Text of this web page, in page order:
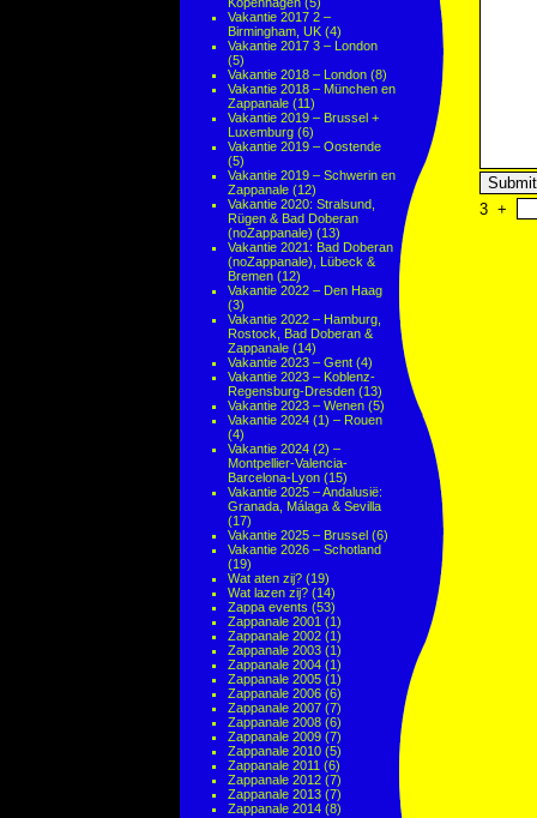
Vakantie 2017 2 –
Birmingham, UK (4)
Vakantie 2017 3 – London
(5)
Vakantie 2018 – London (8)
Vakantie 2018 – München en
Zappanale (11)
Vakantie 2019 – Brussel +
Luxemburg (6)
Vakantie 2019 – Oostende
(5)
Vakantie 2019 – Schwerin en
Zappanale (12)
Vakantie 2020: Stralsund,
Rügen & Bad Doberan
(noZappanale) (13)
Vakantie 2021: Bad Doberan
(noZappanale), Lübeck &
Bremen (12)
Vakantie 2022 – Den Haag
(3)
Vakantie 2022 – Hamburg,
Rostock, Bad Doberan &
Zappanale (14)
Vakantie 2023 – Gent (4)
Vakantie 2023 – Koblenz-
Regensburg-Dresden (13)
Vakantie 2023 – Wenen (5)
Vakantie 2024 (1) – Rouen
(4)
Vakantie 2024 (2) –
Montpellier-Valencia-
Barcelona-Lyon (15)
Vakantie 2025 – Andalusië:
Granada, Málaga & Sevilla
(17)
Vakantie 2025 – Brussel (6)
Vakantie 2026 – Schotland
(19)
Wat aten zij? (19)
Wat lazen zij? (14)
Zappa events (53)
Zappanale 2001 (1)
Zappanale 2002 (1)
Zappanale 2003 (1)
Zappanale 2004 (1)
Zappanale 2005 (1)
Zappanale 2006 (6)
Zappanale 2007 (7)
Zappanale 2008 (6)
Zappanale 2009 (7)
Zappanale 2010 (5)
Zappanale 2011 (6)
Zappanale 2012 (7)
Zappanale 2013 (7)
Zappanale 2014 (8)
3 +